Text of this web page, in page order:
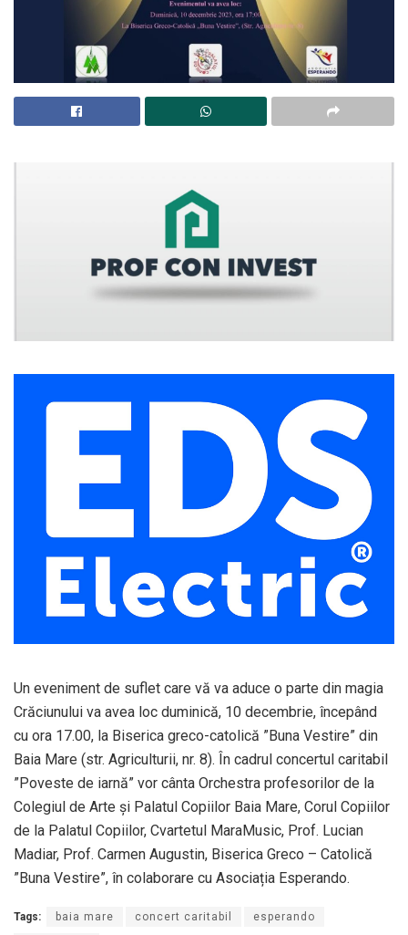
Un eveniment de suflet care vă va aduce o parte din magia
Crăciunului va avea loc duminică, 10 decembrie, începând
cu ora 17.00, la Biserica greco-catolică ”Buna Vestire” din
Baia Mare (str. Agriculturii, nr. 8). În cadrul concertul caritabil
”Poveste de iarnă” vor cânta Orchestra profesorilor de la
Colegiul de Arte și Palatul Copiilor Baia Mare, Corul Copiilor
de la Palatul Copiilor, Cvartetul MaraMusic, Prof. Lucian
Madiar, Prof. Carmen Augustin, Biserica Greco – Catolică
”Buna Vestire”, în colaborare cu Asociația Esperando.
Tags: baia mare concert caritabil esperando